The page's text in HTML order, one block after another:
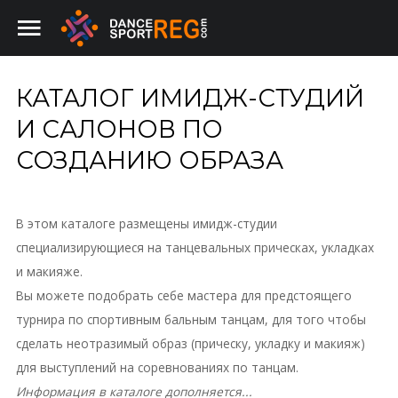
Главная
Имидж-студии
SEARCHOUR SITE
КАТАЛОГ ИМИДЖ-СТУДИЙ
И САЛОНОВ ПО
СОЗДАНИЮ ОБРАЗА
В этом каталоге размещены имидж-студии
специализирующиеся на танцевальных прическах, укладках
и макияже.
Вы можете подобрать себе мастера для предстоящего
турнира по спортивным бальным танцам, для того чтобы
сделать неотразимый образ (прическу, укладку и макияж)
для выступлений на соревнованиях по танцам.
Информация в каталоге дополняется...